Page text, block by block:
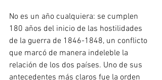
No es un año cualquiera: se cumplen
180 años del inicio de las hostilidades
de la guerra de 1846-1848, un conflicto
que marcó de manera indeleble la
relación de los dos países. Uno de sus
antecedentes más claros fue la orden